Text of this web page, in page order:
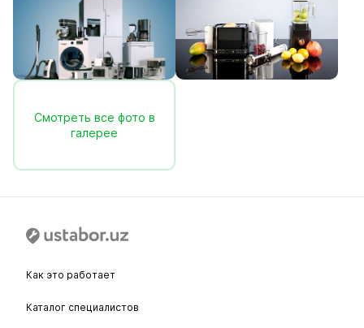
Смотреть все фото в
галерее
Как это работает
Каталог специалистов